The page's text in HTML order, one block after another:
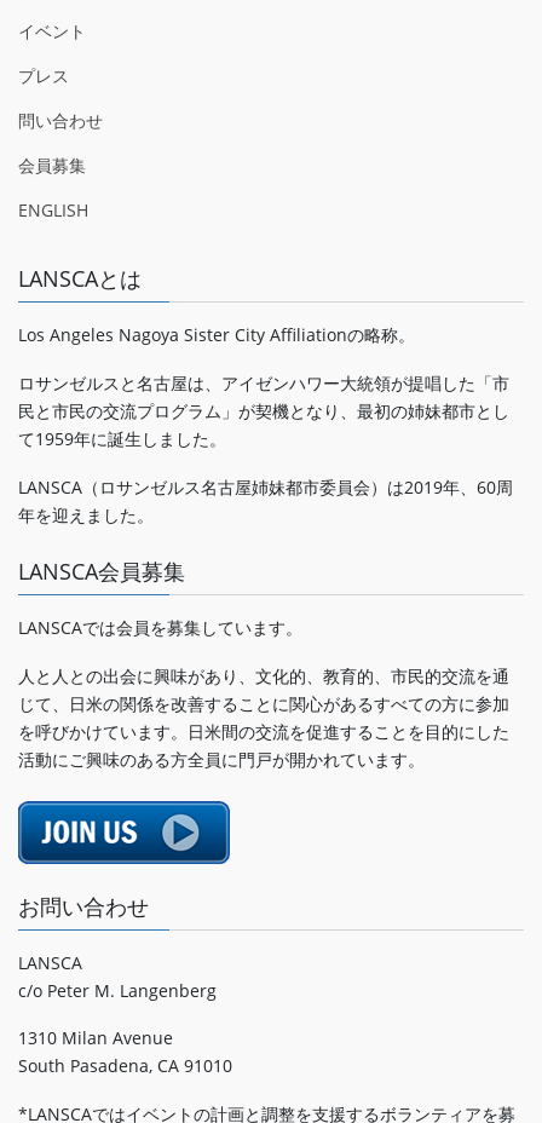
イベント
プレス
問い合わせ
会員募集
ENGLISH
LANSCAとは
Los Angeles Nagoya Sister City Affiliationの略称。
ロサンゼルスと名古屋は、アイゼンハワー大統領が提唱した「市
民と市民の交流プログラム」が契機となり、最初の姉妹都市とし
て1959年に誕生しました。
LANSCA（ロサンゼルス名古屋姉妹都市委員会）は2019年、60周
年を迎えました。
LANSCA会員募集
LANSCAでは会員を募集しています。
人と人との出会に興味があり、文化的、教育的、市民的交流を通
じて、日米の関係を改善することに関心があるすべての方に参加
を呼びかけています。日米間の交流を促進することを目的にした
活動にご興味のある方全員に門戸が開かれています。
お問い合わせ
LANSCA
c/o Peter M. Langenberg
1310 Milan Avenue
South Pasadena, CA 91010
*LANSCAではイベントの計画と調整を支援するボランティアを募